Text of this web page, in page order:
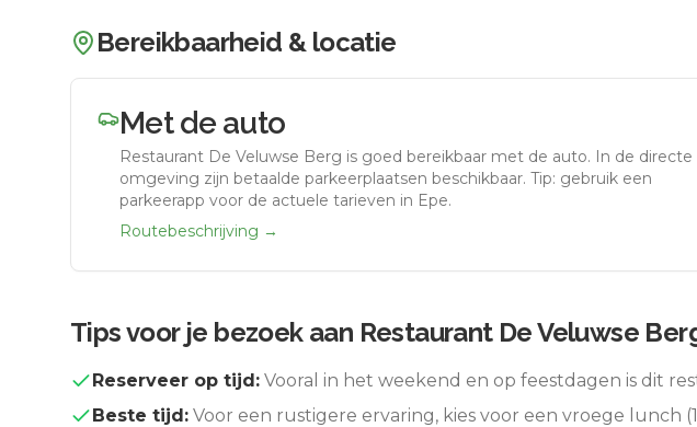
Bereikbaarheid & locatie
Met de auto
Restaurant De Veluwse Berg is goed bereikbaar met de auto. In de directe
omgeving zijn betaalde parkeerplaatsen beschikbaar. Tip: gebruik een
parkeerapp voor de actuele tarieven in Epe.
Routebeschrijving →
Tips voor je bezoek aan Restaurant De Veluwse
Reserveer op tijd: Vooral in het weekend en op feestdagen is dit
Beste tijd: Voor een rustigere ervaring, kies voor een vroege lunch